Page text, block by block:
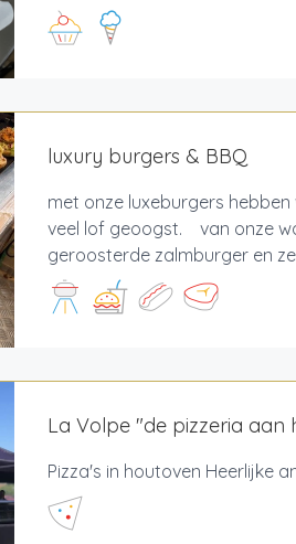
luxury burgers & BBQ
met onze luxeburgers
veel lof geoogst. van onze
geroosterde zalmburger en
La Volpe "de pizzeria aan
Pizza's in houtoven Heerlijke